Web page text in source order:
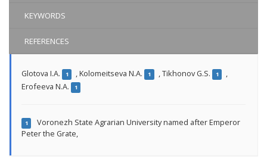
KEYWORDS
REFERENCES
Glotova I.A. 1 ,Kolomeitseva N.A. 1 ,Tikhonov G.S. 1
,
Erofeeva N.A.
1
1
Voronezh State Agrarian University named after Emperor
Peter the Grate,